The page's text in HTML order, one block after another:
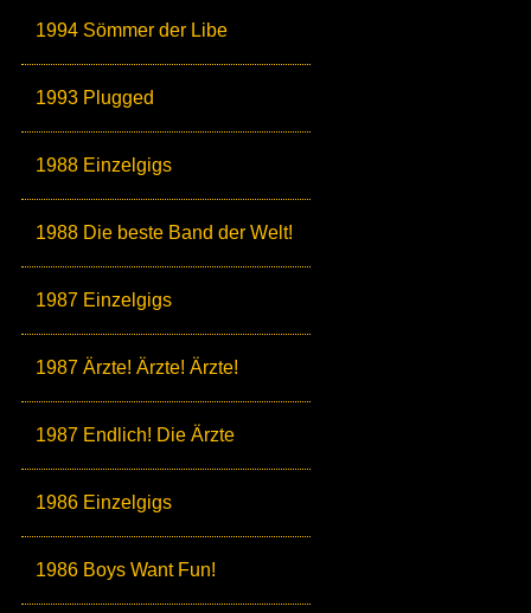
1994 Sömmer der Libe
1993 Plugged
1988 Einzelgigs
1988 Die beste Band der Welt!
1987 Einzelgigs
1987 Ärzte! Ärzte! Ärzte!
1987 Endlich! Die Ärzte
1986 Einzelgigs
1986 Boys Want Fun!